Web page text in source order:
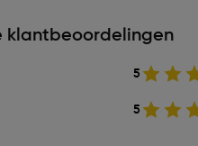
klantbeoordelingen
5
5